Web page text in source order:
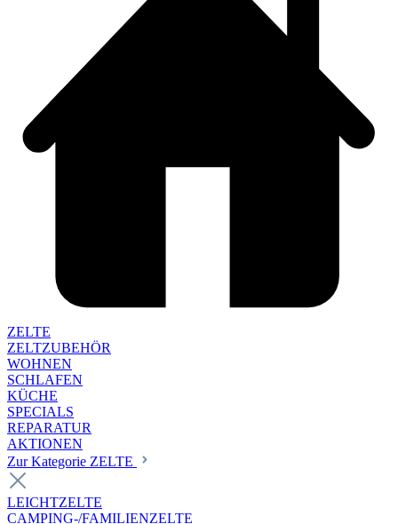
ZELTE
ZELTZUBEHÖR
WOHNEN
SCHLAFEN
KÜCHE
SPECIALS
REPARATUR
AKTIONEN
Zur Kategorie ZELTE
LEICHTZELTE
CAMPING-/FAMILIENZELTE